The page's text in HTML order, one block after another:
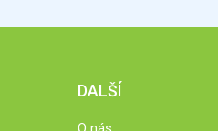
DALŠÍ